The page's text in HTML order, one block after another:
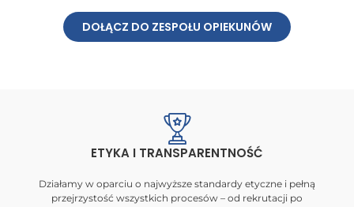
DOŁĄCZ DO ZESPOŁU OPIEKUNÓW
ETYKA I TRANSPARENTNOŚĆ
Działamy w oparciu o najwyższe standardy etyczne i pełną
przejrzystość wszystkich procesów – od rekrutacji po